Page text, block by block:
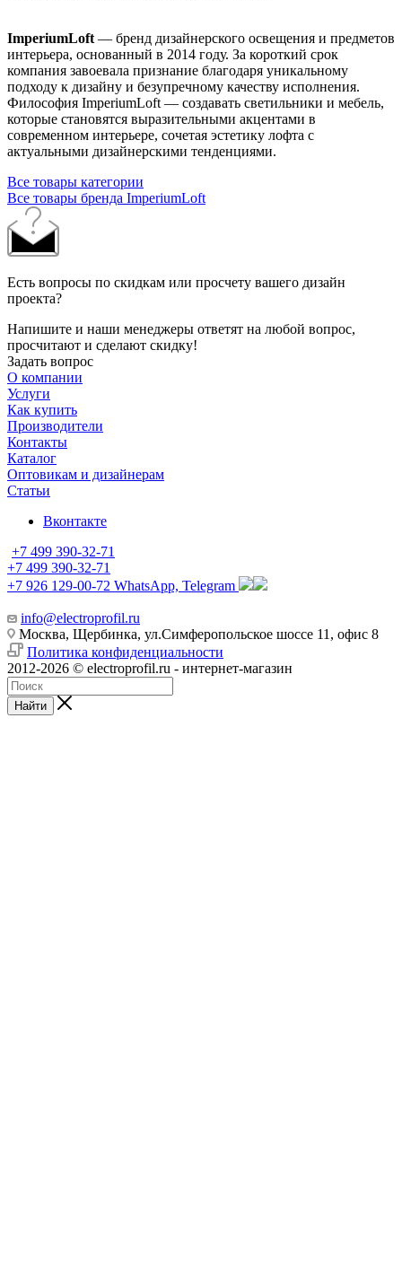
ImperiumLoft — бренд дизайнерского освещения и предметов
интерьера, основанный в 2014 году. За короткий срок
компания завоевала признание благодаря уникальному
подходу к дизайну и безупречному качеству исполнения.
Философия ImperiumLoft — создавать светильники и мебель,
которые становятся выразительными акцентами в
современном интерьере, сочетая эстетику лофта с
актуальными дизайнерскими тенденциями.
Все товары категории
Все товары бренда ImperiumLoft
Есть вопросы по скидкам или просчету вашего дизайн
проекта?
Напишите и наши менеджеры ответят на любой вопрос,
просчитают и сделают скидку!
Задать вопрос
О компании
Услуги
Как купить
Производители
Контакты
Каталог
Оптовикам и дизайнерам
Статьи
Вконтакте
+7 499 390-32-71
+7 499 390-32-71
+7 926 129-00-72 WhatsApp, Telegram
info@electroprofil.ru
Москва, Щербинка, ул.Симферопольское шоссе 11, офис 8
Политика конфиденциальности
2012-2026 © electroprofil.ru - интернет-магазин
Найти